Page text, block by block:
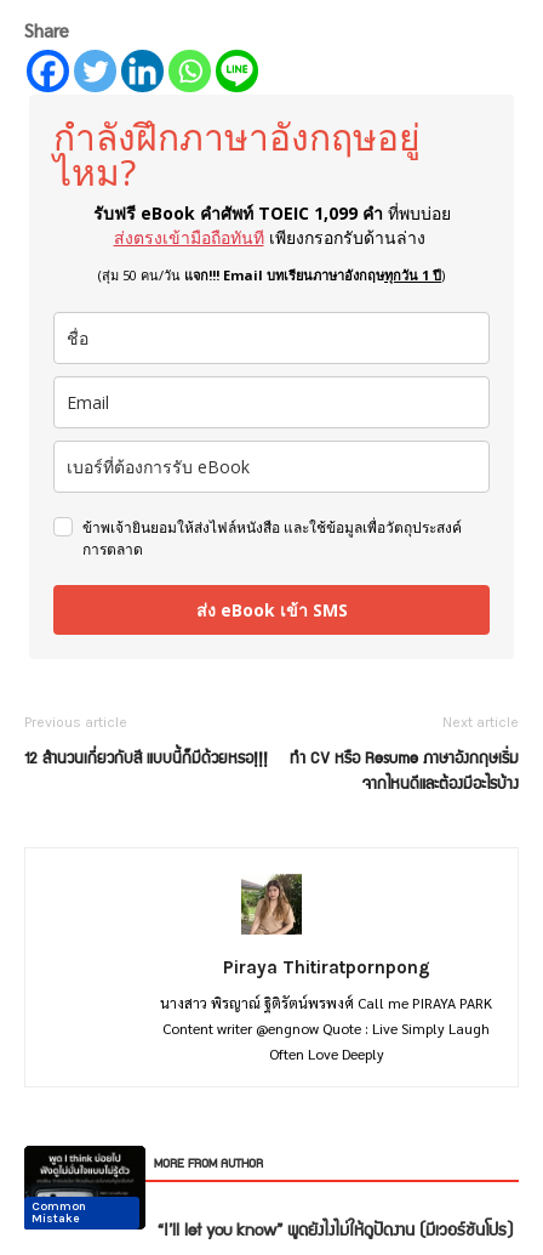
Share
กำลังฝึกภาษาอังกฤษอยู่
ไหม?
รับฟรี eBook คำศัพท์ TOEIC 1,099 คำ ที่พบบ่อย
ส่งตรงเข้ามือถือทันที เพียงกรอกรับด้านล่าง
(สุ่ม 50 คน/วัน แจก!!! Email บทเรียนภาษาอังกฤษทุกวัน 1 ปี)
ข้าพเจ้ายินยอมให้ส่งไฟล์หนังสือ และใช้ข้อมูลเพื่อวัตถุประสงค์
การตลาด
ส่ง eBook เข้า SMS
Previous article
12 สำนวนเกี่ยวกับสี แบบนี้ก็มีด้วยหรอ!!!
Next article
ทำ CV หรือ Resume ภาษาอังกฤษเริ่ม
จากไหนดีและต้องมีอะไรบ้าง
Piraya Thitiratpornpong
นางสาว พิรญาณ์ ฐิติรัตน์พรพงศ์ Call me PIRAYA PARK
Content writer @engnow Quote : Live Simply Laugh
Often Love Deeply
RELATED ARTICLES MORE FROM AUTHOR
Conversation “I’ll let you know” พูดยังไงไม่ให้ดูปัดงาน (มีเวอร์ชันโปร)
Conversation
Conversation
Conversation
Common
Mistake
Common
Mistake